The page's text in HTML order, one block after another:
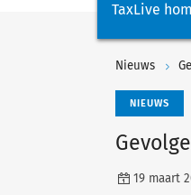
TaxLive
Nieuws
NIEUWS
19 maart